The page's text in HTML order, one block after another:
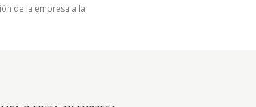
de la empresa a la